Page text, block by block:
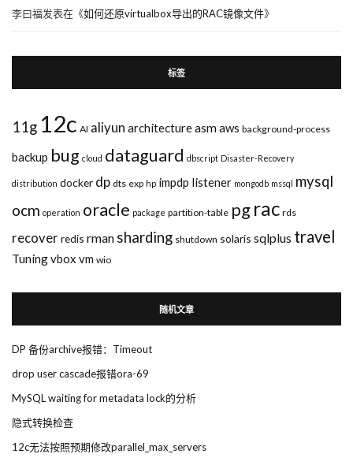
李曰福发表在《如何还原virtualbox导出的RAC镜像文件》
标签
11g 12c AI aliyun architectureasmaws background-process
backup bug cloud dataguard dbscript Disaster-Recovery
distribution docker dp dts exp hp impdp listener mongodb mssql mysql
ocm operation oracle package partition-table pgrac rds
recover redis rman sharding shutdown solaris sqlplus travel
Tuningvbox vm wio
随机文章
DP 备份archive报错：Timeout
drop user cascade报错ora-69
MySQL waiting for metadata lock的分析
隐式转换检查
12c无法按照预期修改parallel_max_servers